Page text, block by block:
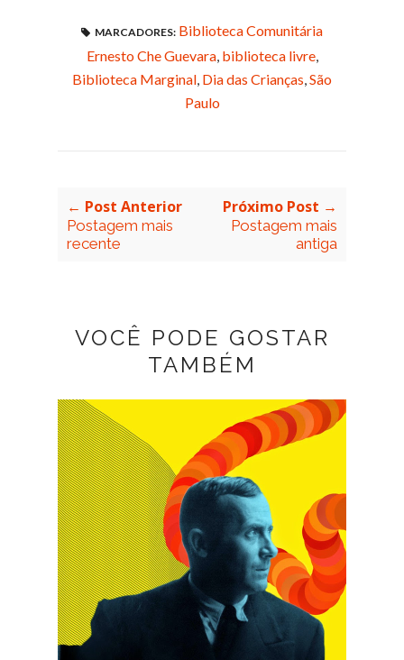
MARCADORES: Biblioteca Comunitária
Ernesto Che Guevara, biblioteca livre,
Biblioteca Marginal, Dia das Crianças,São
Paulo
← Post Anterior
Postagem mais
recente
Próximo Post →
Postagem mais
antiga
VOCÊ PODE GOSTAR
TAMBÉM